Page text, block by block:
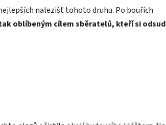
nalezišť tohoto druhu. Po bouřích
oblíbeným cílem sběratelů, kteří si odsud